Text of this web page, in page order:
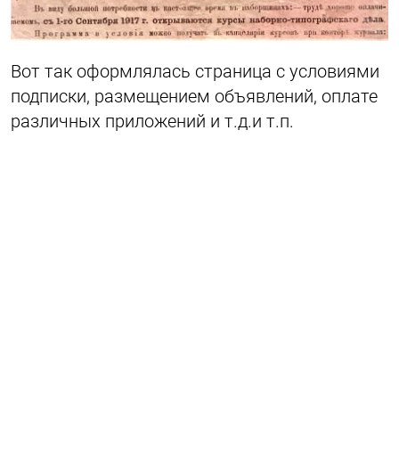
Вот так оформлялась страница с условиями
подписки, размещением объявлений, оплате
различных приложений и т.д.и т.п.